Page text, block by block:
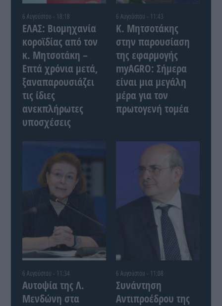
6 Αυγούστου - 18:18
ΕΛΑΣ: Βιομηχανία
κοροϊδίας από τον
κ. Μητσοτάκη –
Επτά χρόνια μετά,
ξαναπαρουσιάζει
τις ίδιες
ανεκπλήρωτες
υποσχέσεις
6 Αυγούστου - 11:43
Κ. Μητσοτάκης
στην παρουσίαση
της εφαρμογής
myAGRO: Σήμερα
είναι μια μεγάλη
μέρα για τον
πρωτογενή τομέα
6 Αυγούστου - 11:34
Αυτοψία της Λ.
Μενδώνη στα
6 Αυγούστου - 11:08
Συνάντηση
Αντιπροέδρου της